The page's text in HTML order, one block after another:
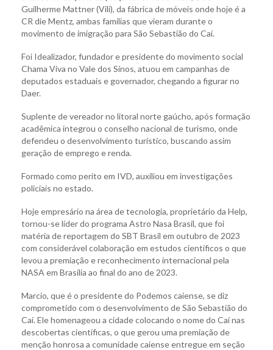
Guilherme Mattner (Vili), da fábrica de móveis onde hoje é a
CR die Mentz, ambas famílias que vieram durante o
movimento de imigração para São Sebastião do Caí.
Foi Idealizador, fundador e presidente do movimento social
Chama Viva no Vale dos Sinos, atuou em campanhas de
deputados estaduais e governador, chegando a figurar no
Daer.
Suplente de vereador no litoral norte gaúcho, após formação
acadêmica integrou o conselho nacional de turismo, onde
defendeu o desenvolvimento turístico, buscando assim
geração de emprego e renda.
Formado como perito em IVD, auxiliou em investigações
policiais no estado.
Hoje empresário na área de tecnologia, proprietário da Help,
tornou-se líder do programa Astro Nasa Brasil, que foi
matéria de reportagem do SBT Brasil em outubro de 2023
com considerável colaboração em estudos científicos o que
levou a premiação e reconhecimento internacional pela
NASA em Brasília ao final do ano de 2023.
Marcio, que é o presidente do Podemos caiense, se diz
comprometido com o desenvolvimento de São Sebastião do
Caí. Ele homenageou a cidade colocando o nome do Caí nas
descobertas científicas, o que gerou uma premiação de
menção honrosa a comunidade caiense entregue em seção